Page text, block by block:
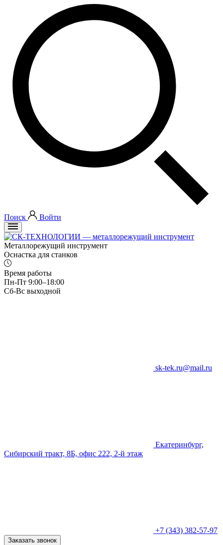
Поиск Войти
Металлорежущий инструмент
Оснастка для станков
Время работы
Пн-Пт 9:00–18:00
Сб-Вс выходной
sk-tek.ru@mail.ru
Екатеринбург,
Сибирский тракт, 8Б, офис 222, 2-й этаж
+7 (343) 382-57-97
Заказать звонок